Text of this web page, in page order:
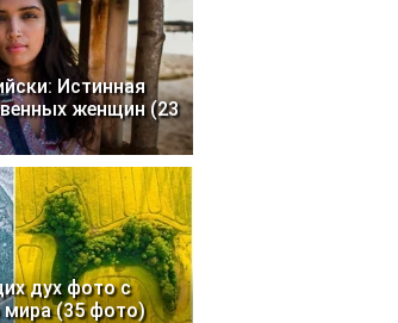
Истинная
женщин (23
дух фото с
мира (35 фото)